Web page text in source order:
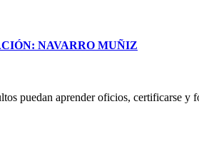
NAVARRO MUÑIZ
puedan aprender oficios, certificarse y